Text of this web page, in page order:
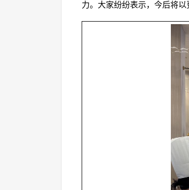
力。大家纷纷表示，今后将